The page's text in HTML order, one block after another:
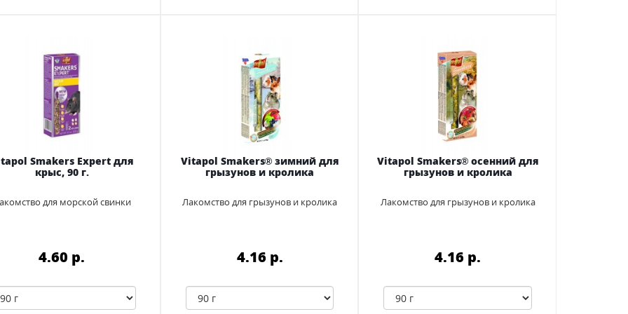
Smakers Eхpert для
крыс, 90 г.
для морской свинки
4.60 p.
Vitapol Smakers® зимний для
грызунов и кролика
Лакомство для грызунов и кролика
4.16 p.
Vitapol Smakers® осенний для
грызунов и кролика
Лакомство для грызунов и кролика
4.16 p.